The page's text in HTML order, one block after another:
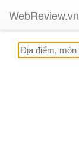
WebReview.vn